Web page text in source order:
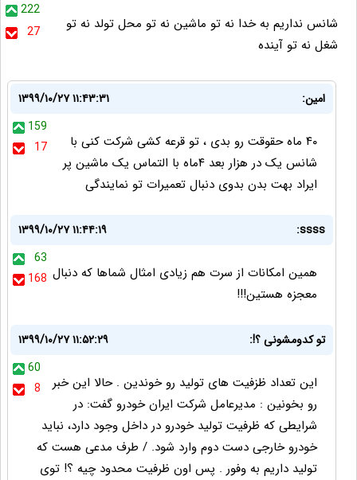
222
27
شانس نداریم به خدا نه تو ماشین نه تو محل تولد نه تو
شغل نه تو آینده
امین:
۱۳۹۹/۱۰/۲۷ ۱۱:۴۳:۳۱
159
17
۴۰ ماه حقوقت رو بدی ، تو قرعه کشی شرکت کنی با
شانس یک در هزار بعد ۴ماه با التماس یک ماشین پر
ایراد بهت بدن بدوی دنبال تعمیرات تو نمایندگی
ssss:
۱۳۹۹/۱۰/۲۷ ۱۱:۴۴:۱۹
63
168 همین امکانات از سرت هم زیادی امثال شماها که دنبال
معجزه هستین!!!
تو کدومشونی ؟!:
۱۳۹۹/۱۰/۲۷ ۱۱:۵۲:۲۹
60
8
این تعداد ظزفیت های تولید رو خوندین . حالا این خبر
رو بخونین : مدیرعامل شرکت ایران خودرو گفت: در
شرایطی که ظرفیت تولید خودرو در داخل وجود دارد، نباید
خودرو خارجی دست دوم وارد شود. / طرف مدعی هست که
تولید داریم به وفور . پس اون ظرفیت محدود چیه ؟! توی